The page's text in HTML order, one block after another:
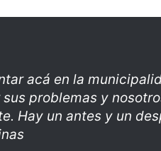
acá en la
problemas y
Hay un antes y un